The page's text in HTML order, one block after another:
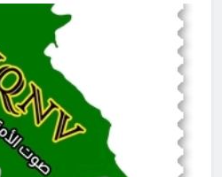
لهم الصلاة
مجلس عزاء
القرآن